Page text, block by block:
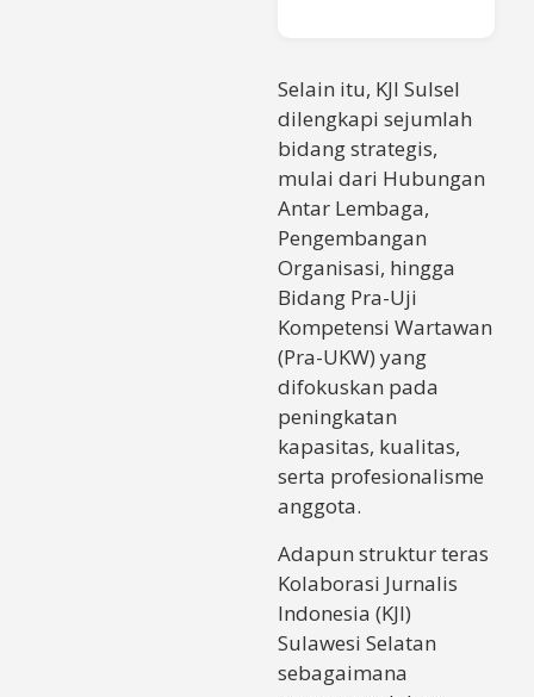
Selain itu, KJI Sulsel
dilengkapi sejumlah
bidang strategis,
mulai dari Hubungan
Antar Lembaga,
Pengembangan
Organisasi, hingga
Bidang Pra-Uji
Kompetensi Wartawan
(Pra-UKW) yang
difokuskan pada
peningkatan
kapasitas, kualitas,
serta profesionalisme
anggota.
Adapun struktur teras
Kolaborasi Jurnalis
Indonesia (KJI)
Sulawesi Selatan
sebagaimana